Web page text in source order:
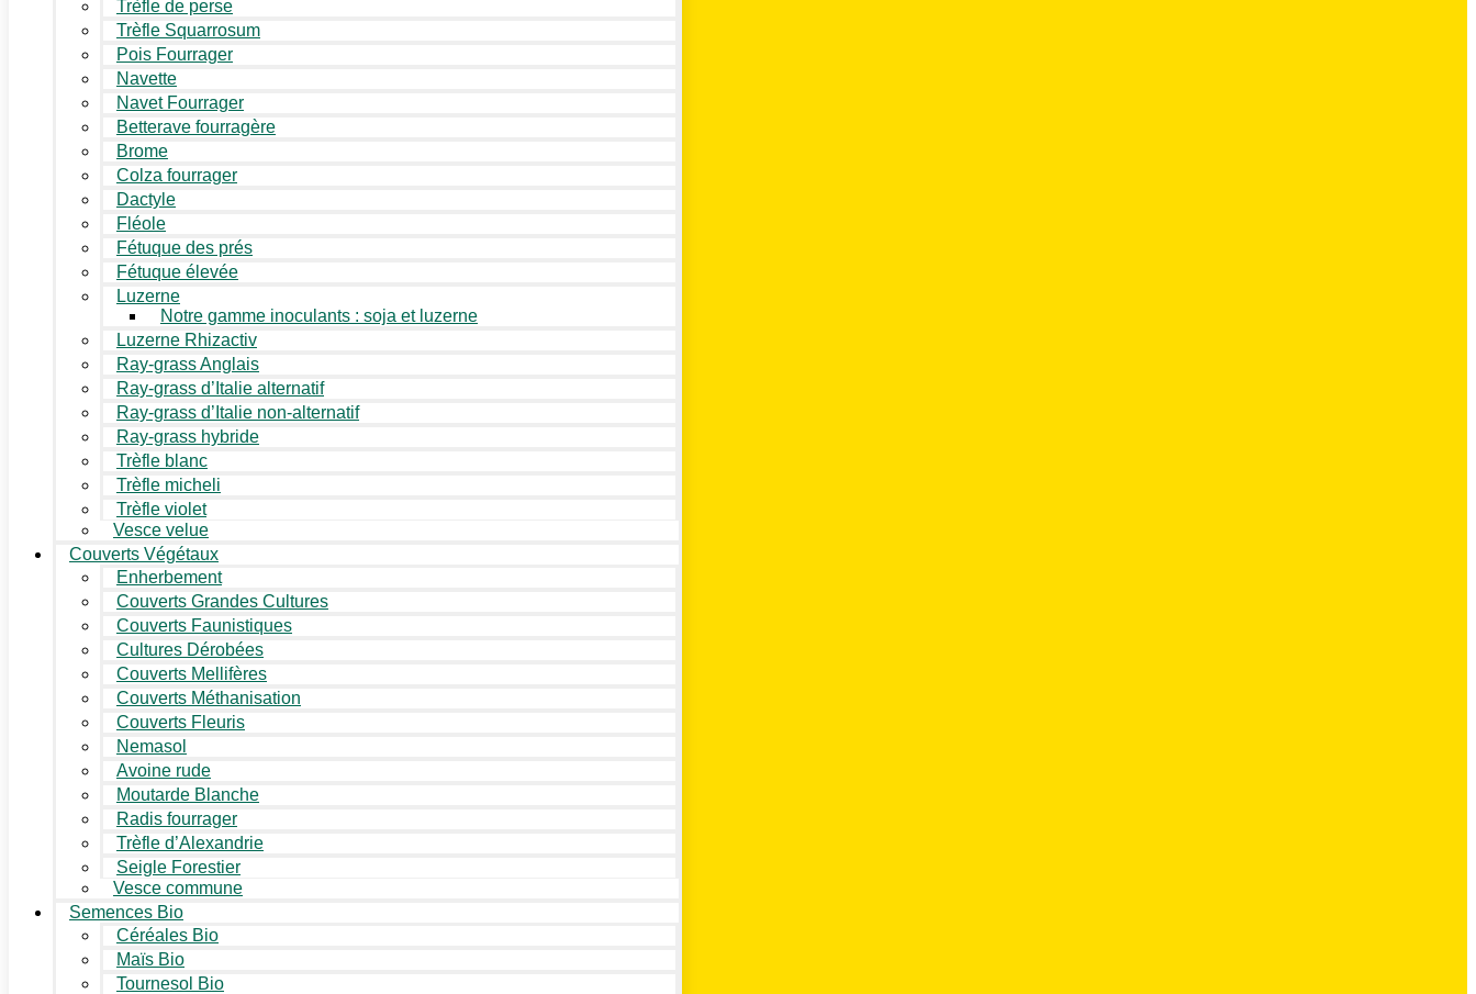
Trèfle de perse
Trèfle Squarrosum
Pois Fourrager
Navette
Navet Fourrager
Betterave fourragère
Brome
Colza fourrager
Dactyle
Fléole
Fétuque des prés
Fétuque élevée
Luzerne
Notre gamme inoculants : soja et luzerne
Luzerne Rhizactiv
Ray-grass Anglais
Ray-grass d’Italie alternatif
Ray-grass d’Italie non-alternatif
Ray-grass hybride
Trèfle blanc
Trèfle micheli
Trèfle violet
Vesce velue
Couverts Végétaux
Enherbement
Couverts Grandes Cultures
Couverts Faunistiques
Cultures Dérobées
Couverts Mellifères
Couverts Méthanisation
Couverts Fleuris
Nemasol
Avoine rude
Moutarde Blanche
Radis fourrager
Trèfle d’Alexandrie
Seigle Forestier
Vesce commune
Semences Bio
Céréales Bio
Maïs Bio
Tournesol Bio